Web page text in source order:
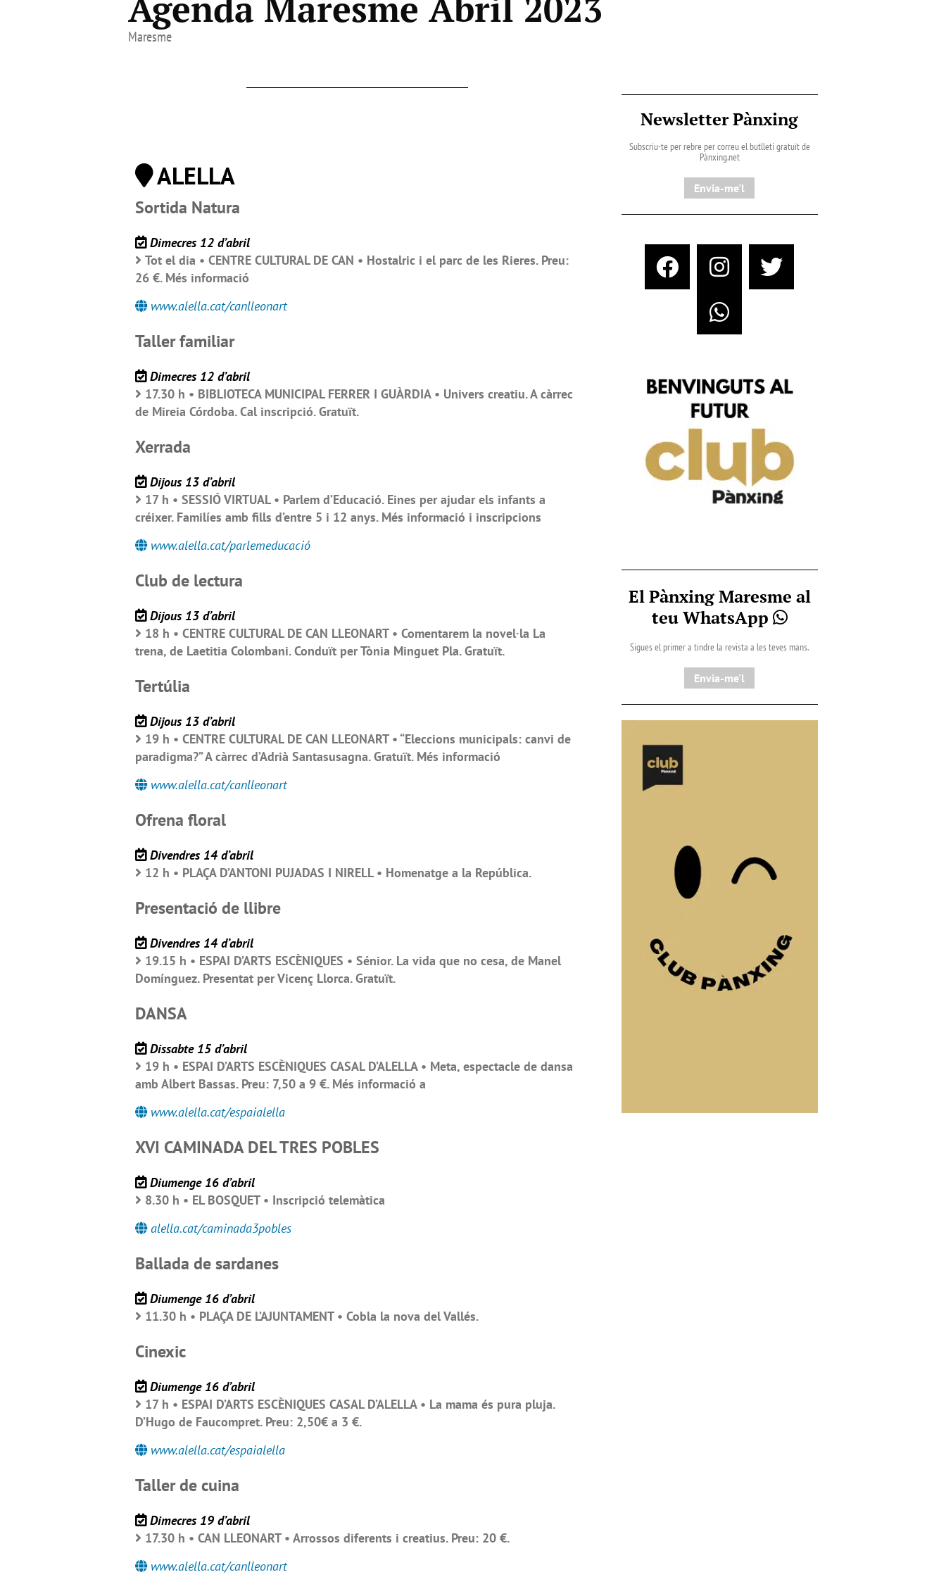
Maresme
ALELLA
Sortida Natura
Dimecres 12 d’abril
Tot el dia • CENTRE CULTURAL DE CAN • Hostalric i el parc de les Rieres. Preu:
26 €. Més informació
www.alella.cat/canlleonart
Taller familiar
Dimecres 12 d’abril
17.30 h • BIBLIOTECA MUNICIPAL FERRER I GUÀRDIA • Univers creatiu. A càrrec
de Mireia Córdoba. Cal inscripció. Gratuït.
Xerrada
Dijous 13 d’abril
17 h • SESSIÓ VIRTUAL • Parlem d’Educació. Eines per ajudar els infants a
créixer. Familíes amb fills d’entre 5 i 12 anys. Més informació i inscripcions
www.alella.cat/parlemeducació
Club de lectura
Dijous 13 d’abril
18 h • CENTRE CULTURAL DE CAN LLEONART • Comentarem la novel·la La
trena, de Laetitia Colombani. Conduït per Tònia Minguet Pla. Gratuït.
Tertúlia
Dijous 13 d’abril
19 h • CENTRE CULTURAL DE CAN LLEONART • “Eleccions municipals: canvi de
paradigma?” A càrrec d’Adrià Santasusagna. Gratuït. Més informació
www.alella.cat/canlleonart
Ofrena floral
Divendres 14 d’abril
12 h • PLAÇA D’ANTONI PUJADAS I NIRELL • Homenatge a la República.
Presentació de llibre
Divendres 14 d’abril
19.15 h • ESPAI D’ARTS ESCÈNIQUES • Sénior. La vida que no cesa, de Manel
Domínguez. Presentat per Vicenç Llorca. Gratuït.
DANSA
Dissabte 15 d’abril
19 h • ESPAI D’ARTS ESCÈNIQUES CASAL D’ALELLA • Meta, espectacle de dansa
amb Albert Bassas. Preu: 7,50 a 9 €. Més informació a
www.alella.cat/espaialella
XVI CAMINADA DEL TRES POBLES
Diumenge 16 d’abril
8.30 h • EL BOSQUET • Inscripció telemàtica
alella.cat/caminada3pobles
Ballada de sardanes
Diumenge 16 d’abril
11.30 h • PLAÇA DE L’AJUNTAMENT • Cobla la nova del Vallés.
Cinexic
Diumenge 16 d’abril
17 h • ESPAI D’ARTS ESCÈNIQUES CASAL D’ALELLA • La mama és pura pluja.
D’Hugo de Faucompret. Preu: 2,50€ a 3 €.
www.alella.cat/espaialella
Taller de cuina
Dimecres 19 d’abril
17.30 h • CAN LLEONART • Arrossos diferents i creatius. Preu: 20 €.
www.alella.cat/canlleonart
Newsletter Pànxing
Subscriu-te per rebre per correu el butlletí gratuït de
Pànxing.net​
Envia-me'l
El Pànxing Maresme al
teu WhatsApp
Sigues el primer a tindre la revista a les teves mans.
Envia-me'l